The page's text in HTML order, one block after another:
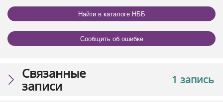
Найти в каталоге НББ
Сообщить об ошибке
1 запись
Связанные
записи